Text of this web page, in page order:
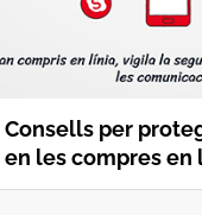
Consells per
en les compres en